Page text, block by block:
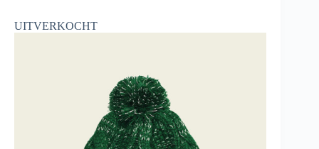
UITVERKOCHT